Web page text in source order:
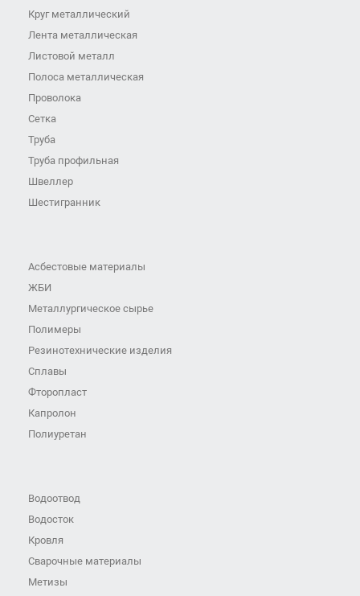
Круг металлический
Лента металлическая
Листовой металл
Полоса металлическая
Проволока
Сетка
Труба
Труба профильная
Швеллер
Шестигранник
Асбестовые материалы
ЖБИ
Металлургическое сырье
Полимеры
Резинотехнические изделия
Сплавы
Фторопласт
Капролон
Полиуретан
Водоотвод
Водосток
Кровля
Сварочные материалы
Метизы